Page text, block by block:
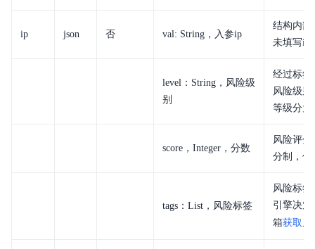
ip json 否 val: String，入参ip
结构内部
未填写ip
level：String，风险级
别
经过标签
风险级
等级分为
score，Integer，分数
风险评
分制，值
tags：List，风险标签
风险标
引擎决
箱获取风